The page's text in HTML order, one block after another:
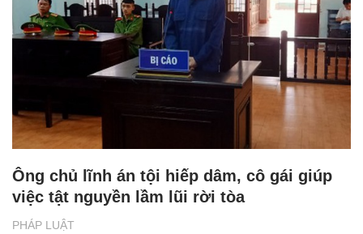
PHÁP LUẬT
Ông chủ lĩnh án tội hiếp dâm, cô gái giúp
việc tật nguyền lầm lũi rời tòa